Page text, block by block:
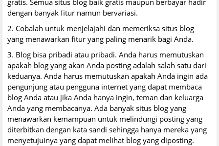
gratis. Semua situs blog baik gratis maupun berbayar hadir
dengan banyak fitur namun bervariasi.
2. Cobalah untuk menjelajahi dan memeriksa situs blog
yang menawarkan fitur yang paling menarik bagi Anda.
3. Blog bisa pribadi atau pribadi. Anda harus memutuskan
apakah blog yang akan Anda posting adalah salah satu dari
keduanya. Anda harus memutuskan apakah Anda ingin ada
pengunjung atau pengguna internet yang dapat membaca
blog Anda atau jika Anda hanya ingin, teman dan keluarga
Anda yang membacanya. Ada banyak situs blog yang
menawarkan kemampuan untuk melindungi posting yang
diterbitkan dengan kata sandi sehingga hanya mereka yang
menyetujuinya yang dapat melihat blog yang diposting.